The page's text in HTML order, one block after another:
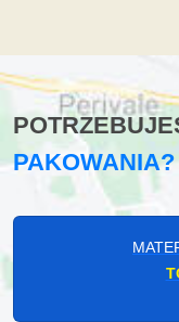
PAKOWANIA?